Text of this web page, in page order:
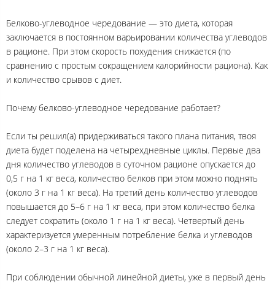
Белково-углеводное чередование — это диета, которая
заключается в постоянном варьировании количества углеводов
в рационе. При этом скорость похудения снижается (по
сравнению с простым сокращением калорийности рациона). Как
и количество срывов с диет.
Почему белково-углеводное чередование работает?
Если ты решил(а) придерживаться такого плана питания, твоя
диета будет поделена на четырехдневные циклы. Первые два
дня количество углеводов в суточном рационе опускается до
0,5 г на 1 кг веса, количество белков при этом можно поднять
(около 3 г на 1 кг веса). На третий день количество углеводов
повышается до 5–6 г на 1 кг веса, при этом количество белка
следует сократить (около 1 г на 1 кг веса). Четвертый день
характеризуется умеренным потребление белка и углеводов
(около 2–3 г на 1 кг веса).
При соблюдении обычной линейной диеты, уже в первый день